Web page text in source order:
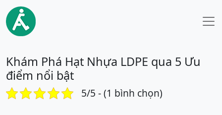
Khám Phá Hạt Nhựa LDPE qua 5 Ưu
điểm nổi bật
5/5 - (1 bình chọn)